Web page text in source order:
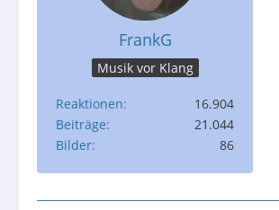
FrankG
Musik vor Klang
Reaktionen
16.904
Beiträge
21.044
Bilder
86